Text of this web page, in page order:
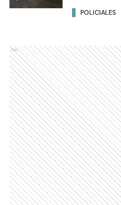
POLICIALES
Ads